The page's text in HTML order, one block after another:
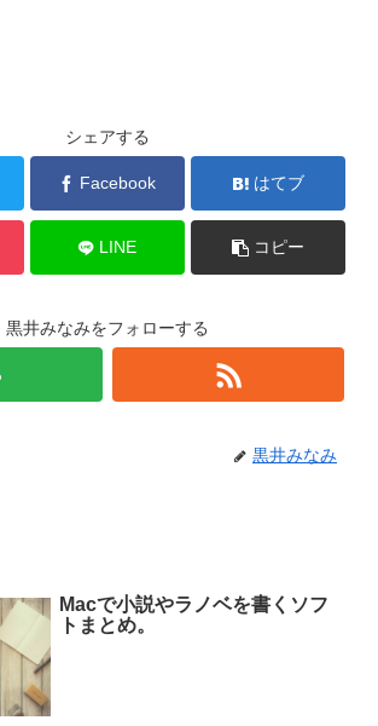
シェアする
Facebook はてブ
LINE コピー
黒井みなみをフォローする
黒井みなみ
Macで小説やラノベを書くソフ
トまとめ。